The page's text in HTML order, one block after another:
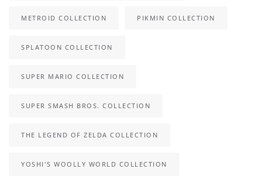
METROID COLLECTION PIKMIN COLLECTION
SPLATOON COLLECTION
SUPER MARIO COLLECTION
SUPER SMASH BROS. COLLECTION
THE LEGEND OF ZELDA COLLECTION
YOSHI'S WOOLLY WORLD COLLECTION